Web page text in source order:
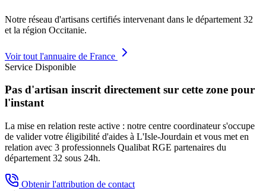
Notre réseau d'artisans certifiés intervenant dans le département 32
et la région Occitanie.
Voir tout l'annuaire de France
Service Disponible
Pas d'artisan inscrit directement sur cette zone pour
l'instant
La mise en relation reste active : notre centre coordinateur s'occupe
de valider votre éligibilité d'aides à L'Isle-Jourdain et vous met en
relation avec 3 professionnels Qualibat RGE partenaires du
département 32 sous 24h.
Obtenir l'attribution de contact